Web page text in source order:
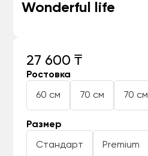
Wonderful life
27 600 ₸
Ростовка
60 см 70 см 70 см
Размер
Стандарт Premium